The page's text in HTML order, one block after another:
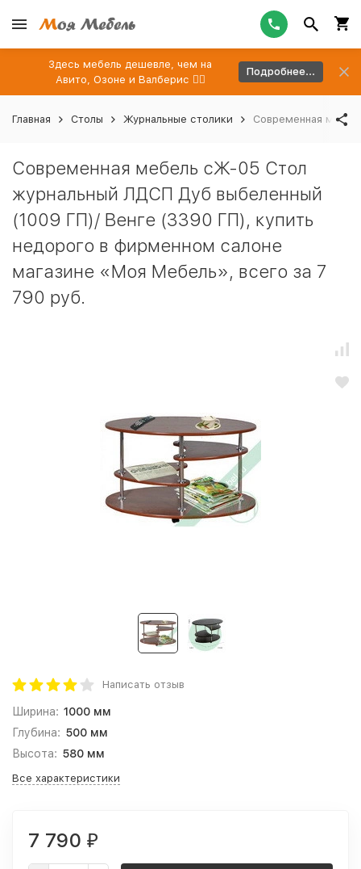
Здесь мебель дешевле, чем на
Авито, Озоне и Валберис 👉🏻
Подробнее...
Главная Столы Журнальные столики Современная
Современная мебель сЖ-05 Стол
журнальный ЛДСП Дуб выбеленный
(1009 ГП)/ Венге (3390 ГП), купить
недорого в фирменном салоне
магазине «Моя Мебель», всего за 7
790 руб.
Написать отзыв
Ширина: 1000 мм
Глубина: 500 мм
Высота: 580 мм
Все характеристики
7 790 ₽